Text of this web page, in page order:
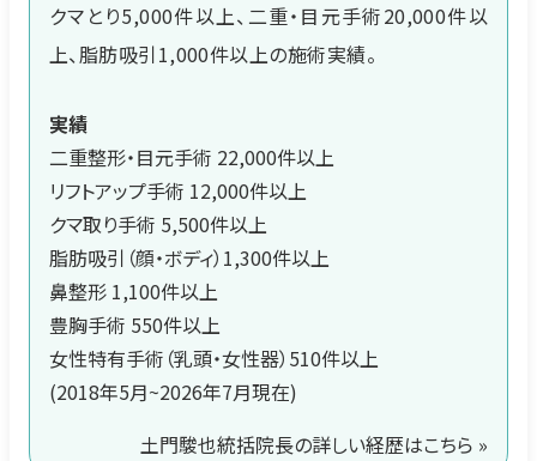
クマとり5,000件以上、二重・目元手術20,000件以
上、脂肪吸引1,000件以上の施術実績。
実績
二重整形・目元手術 22,000件以上
リフトアップ手術 12,000件以上
クマ取り手術 5,500件以上
脂肪吸引（顔・ボディ）1,300件以上
鼻整形 1,100件以上
豊胸手術 550件以上
女性特有手術（乳頭・女性器）510件以上
(2018年5月~2026年7月現在)
土門駿也統括院長の詳しい経歴はこちら »